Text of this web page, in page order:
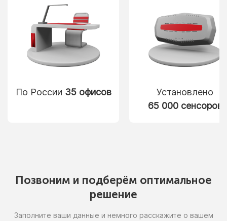
По России 35 офисов
Установлено
65 000 сенсоров
Позвоним и подберём оптимальное
решение
Заполните ваши данные и немного расскажите о вашем